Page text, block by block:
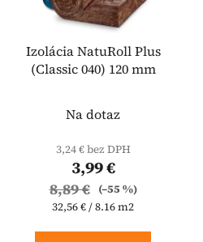
Izolácia NatuRoll Plus
(Classic 040) 120 mm
Na dotaz
3,24 € bez DPH
3,99 €
8,89 €
(–55 %)
Jednotková
32,56 € / 8.16 m2